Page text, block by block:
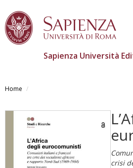
contenuto
Sapienza Università
Home
crisi